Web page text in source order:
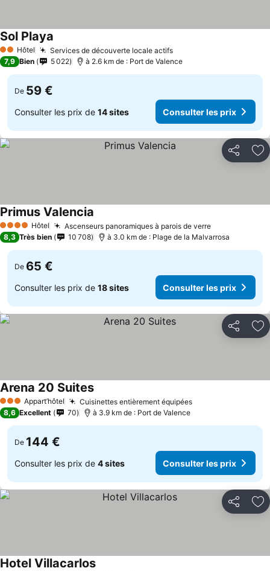
2 Étoiles
Hôtel Services de découverte locale actifs
Sol Playa
7,9 Bien 5 022 à 2.6 km de : Port de Valence
De 59 €
Consulter les prix de 14 sites Consulter les prix
Partager
4 Étoiles Hôtel Ascenseurs panoramiques à parois de verre
Primus Valencia
8,3 Très bien 10 708 à 3.0 km de : Plage de la Malvarrosa
De 65 €
Consulter les prix de 18 sites Consulter les prix
Partager
3 ÉtoilesAppart’hôtel Cuisinettes entièrement équipées
Arena 20 Suites
8,6 Excellent 70 à 3.9 km de : Port de Valence
De 144 €
Consulter les prix de 4 sites Consulter les prix
Partager
Hotel Villacarlos